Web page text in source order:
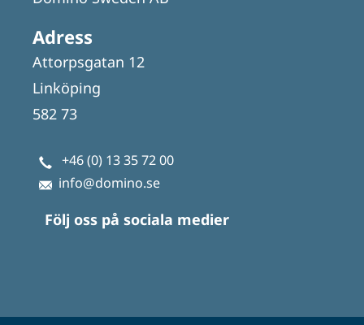
Adress
Attorpsgatan 12
Linköping
582 73
+46 (0) 13 35 72 00
info@domino.se
Följ oss på sociala medier